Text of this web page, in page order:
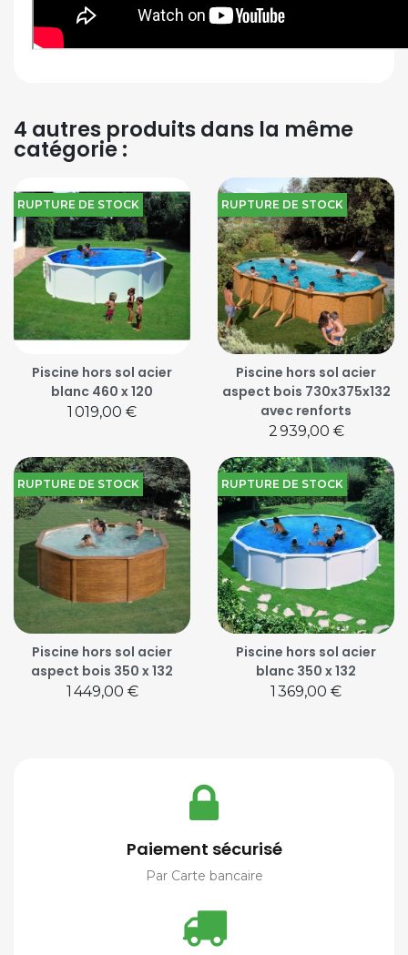
4 autres produits dans la même
catégorie :
Piscine hors sol acier
blanc 460 x 120
Prix
1 019,00 €
RUPTURE DE STOCK
Piscine hors sol acier
aspect bois 730x375x132
avec renforts
Prix
2 939,00 €
RUPTURE DE STOCK
Piscine hors sol acier
aspect bois 350 x 132
Prix
1 449,00 €
RUPTURE DE STOCK
Piscine hors sol acier
blanc 350 x 132
Prix
1 369,00 €
RUPTURE DE STOCK
Paiement sécurisé
Par Carte bancaire